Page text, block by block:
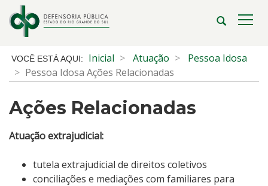
para
para
menu
para
busca
Abrir
Início
conteúdo
Inicial Atuação
Pessoa Idosa
Pessoa Idosa Ações Relacionadas
Ações Relacionadas
Atuação extrajudicial:
tutela extrajudicial de direitos coletivos
conciliações e mediações com familiares para